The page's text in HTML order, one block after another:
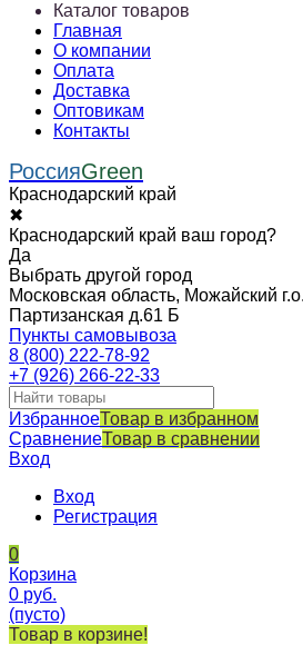
Каталог товаров
Главная
О компании
Оплата
Доставка
Оптовикам
Контакты
РоссияGreen
Краснодарский край
✖
Краснодарский край ваш город?
Да
Выбрать другой город
Московская область, Можайский
Партизанская д.61 Б
Пункты самовывоза
8 (800) 222-78-92
+7 (926) 266-22-33
ИзбранноеТовар в избранном
СравнениеТовар в сравнении
Вход
Вход
Регистрация
0
Корзина
0 руб.
(пусто)
Товар в корзине!